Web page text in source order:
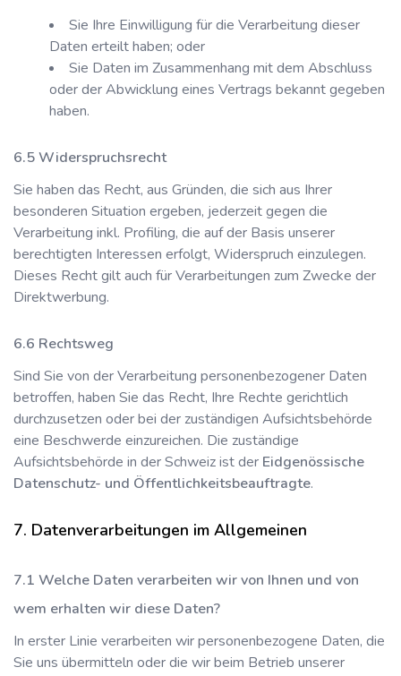
Sie Ihre Einwilligung für die Verarbeitung dieser
Daten erteilt haben; oder
Sie Daten im Zusammenhang mit dem Abschluss
oder der Abwicklung eines Vertrags bekannt gegeben
haben.
Widerspruchsrecht
Sie haben das Recht, aus Gründen, die sich aus Ihrer
besonderen Situation ergeben, jederzeit gegen die
Verarbeitung inkl. Profiling, die auf der Basis unserer
berechtigten Interessen erfolgt, Widerspruch einzulegen.
Dieses Recht gilt auch für Verarbeitungen zum Zwecke der
Direktwerbung.
Rechtsweg
Sind Sie von der Verarbeitung personenbezogener Daten
betroffen, haben Sie das Recht, Ihre Rechte gerichtlich
durchzusetzen oder bei der zuständigen Aufsichtsbehörde
eine Beschwerde einzureichen. Die zuständige
Aufsichtsbehörde in der Schweiz ist der Eidgenössische
Datenschutz- und Öffentlichkeitsbeauftragte.
Datenverarbeitungen im Allgemeinen
Welche Daten verarbeiten wir von Ihnen und von
wem erhalten wir diese Daten?
In erster Linie verarbeiten wir personenbezogene Daten, die
Sie uns übermitteln oder die wir beim Betrieb unserer